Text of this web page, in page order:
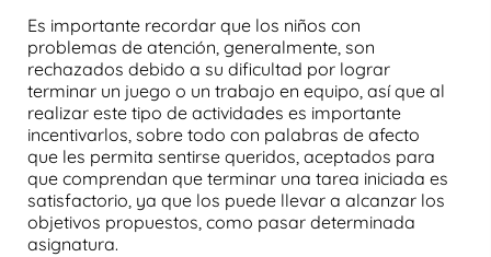
Es importante recordar que los niños con
problemas de atención, generalmente, son
rechazados debido a su dificultad por lograr
terminar un juego o un trabajo en equipo, así que al
realizar este tipo de actividades es importante
incentivarlos, sobre todo con palabras de afecto
que les permita sentirse queridos, aceptados para
que comprendan que terminar una tarea iniciada es
satisfactorio, ya que los puede llevar a alcanzar los
objetivos propuestos, como pasar determinada
asignatura.